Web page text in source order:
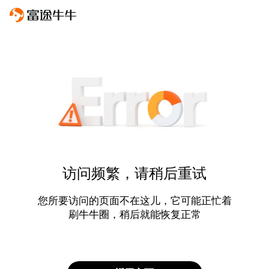
访问频繁，请稍后重试
您所要访问的页面不在这儿，它可能正忙着
刷牛牛圈，稍后就能恢复正常